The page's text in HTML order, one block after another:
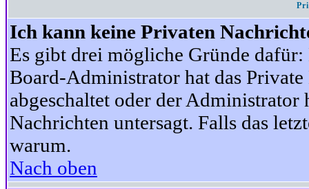
Ich kann keine Privaten
Es gibt drei mögliche Gründe
Board-Administrator hat das
abgeschaltet oder der
Nachrichten untersagt. Falls das
warum.
Nach oben